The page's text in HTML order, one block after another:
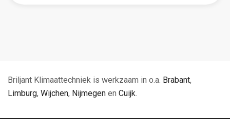
Briljant Klimaattechniek is werkzaam in o.a. Brabant,
Limburg, Wijchen, Nijmegen en Cuijk.